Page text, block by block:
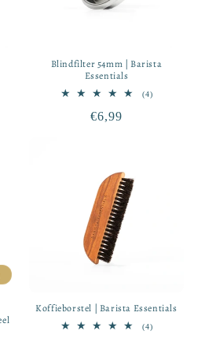
Blindfilter 54mm | Barista
Essentials
(4)4
Normale
€6,99
Koffieborstel | Barista Essentials
(4)4